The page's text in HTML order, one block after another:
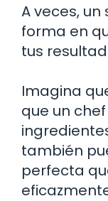
A veces,
forma en
tus
Imagina
que un
también
perfecta